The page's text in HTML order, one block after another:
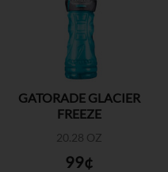
GATORADE GLACIER
FREEZE
20.28 OZ
99¢